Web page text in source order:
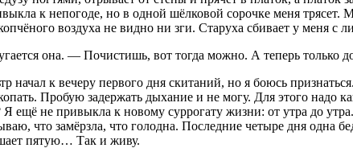
к непогоде, но в одной шёлковой сорочке меня
воздуха не видно ни зги. Старуха сбивает у меня с
она. — Почистишь, вот тогда можно. А теперь только
к вечеру первого дня скитаний, но я боюсь
Пробую задержать дыхание и не могу. Для этого надо
ещё не привыкла к новому суррогату жизни: от утра до
что замёрзла, что голодна. Последние четыре дня одна
пятую… Так и живу.